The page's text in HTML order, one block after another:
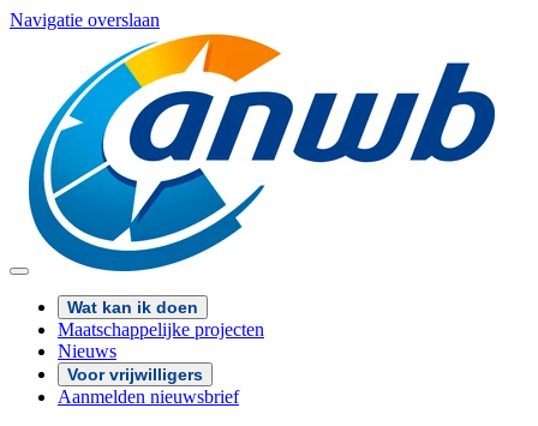
Navigatie overslaan
Wat kan ik doen
Maatschappelijke projecten
Nieuws
Voor vrijwilligers
Aanmelden nieuwsbrief